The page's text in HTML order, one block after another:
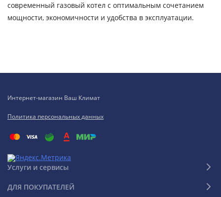
современный газовый котел с оптимальным сочетанием
мощности, экономичности и удобства в эксплуатации.
Интернет-магазин Ваш Климат
Политика персональных данных
Услуги и сервисы
ДЛЯ ПОКУПАТЕЛЕЙ